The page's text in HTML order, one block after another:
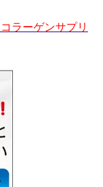
コラーゲンサプリ